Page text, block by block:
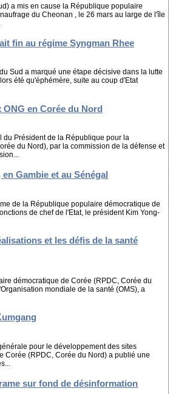
a mis en cause la République populaire
du Cheonan , le 26 mars au large de l'île
fin au régime Syngman Rhee
Sud a marqué une étape décisive dans la lutte
été qu'éphémère, suite au coup d'Etat
en Corée du Nord
du Président de la République pour la
du Nord), par la commission de la défense et
Gambie et au Sénégal
de la République populaire démocratique de
de chef de l'Etat, le président Kim Yong-
et les défis de la santé
démocratique de Corée (RPDC, Corée du
mondiale de la santé (OMS), a
pour le développement des sites
(RPDC, Corée du Nord) a publié une
sur fond de désinformation